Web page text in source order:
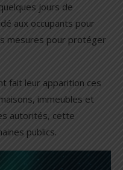
jours de
aux occupants pour
mesures pour protéger
fait leur apparition ces
immeubles et
autorités, cette
publics.